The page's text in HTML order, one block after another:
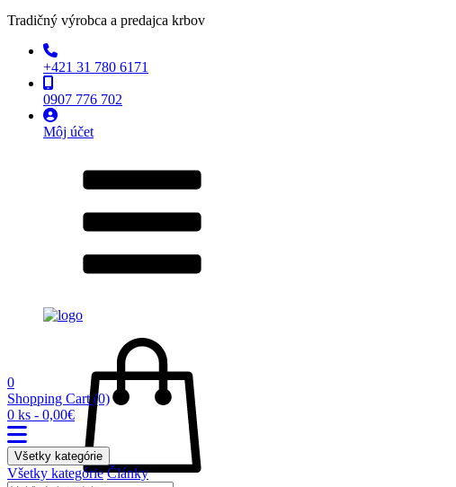
Tradičný výrobca a predajca krbov
+421 31 780 6171
0907 776 702
Môj účet
0
Shopping Cart (0)
0 ks - 0,00€
Všetky kategórie
Všetky kategórie Články